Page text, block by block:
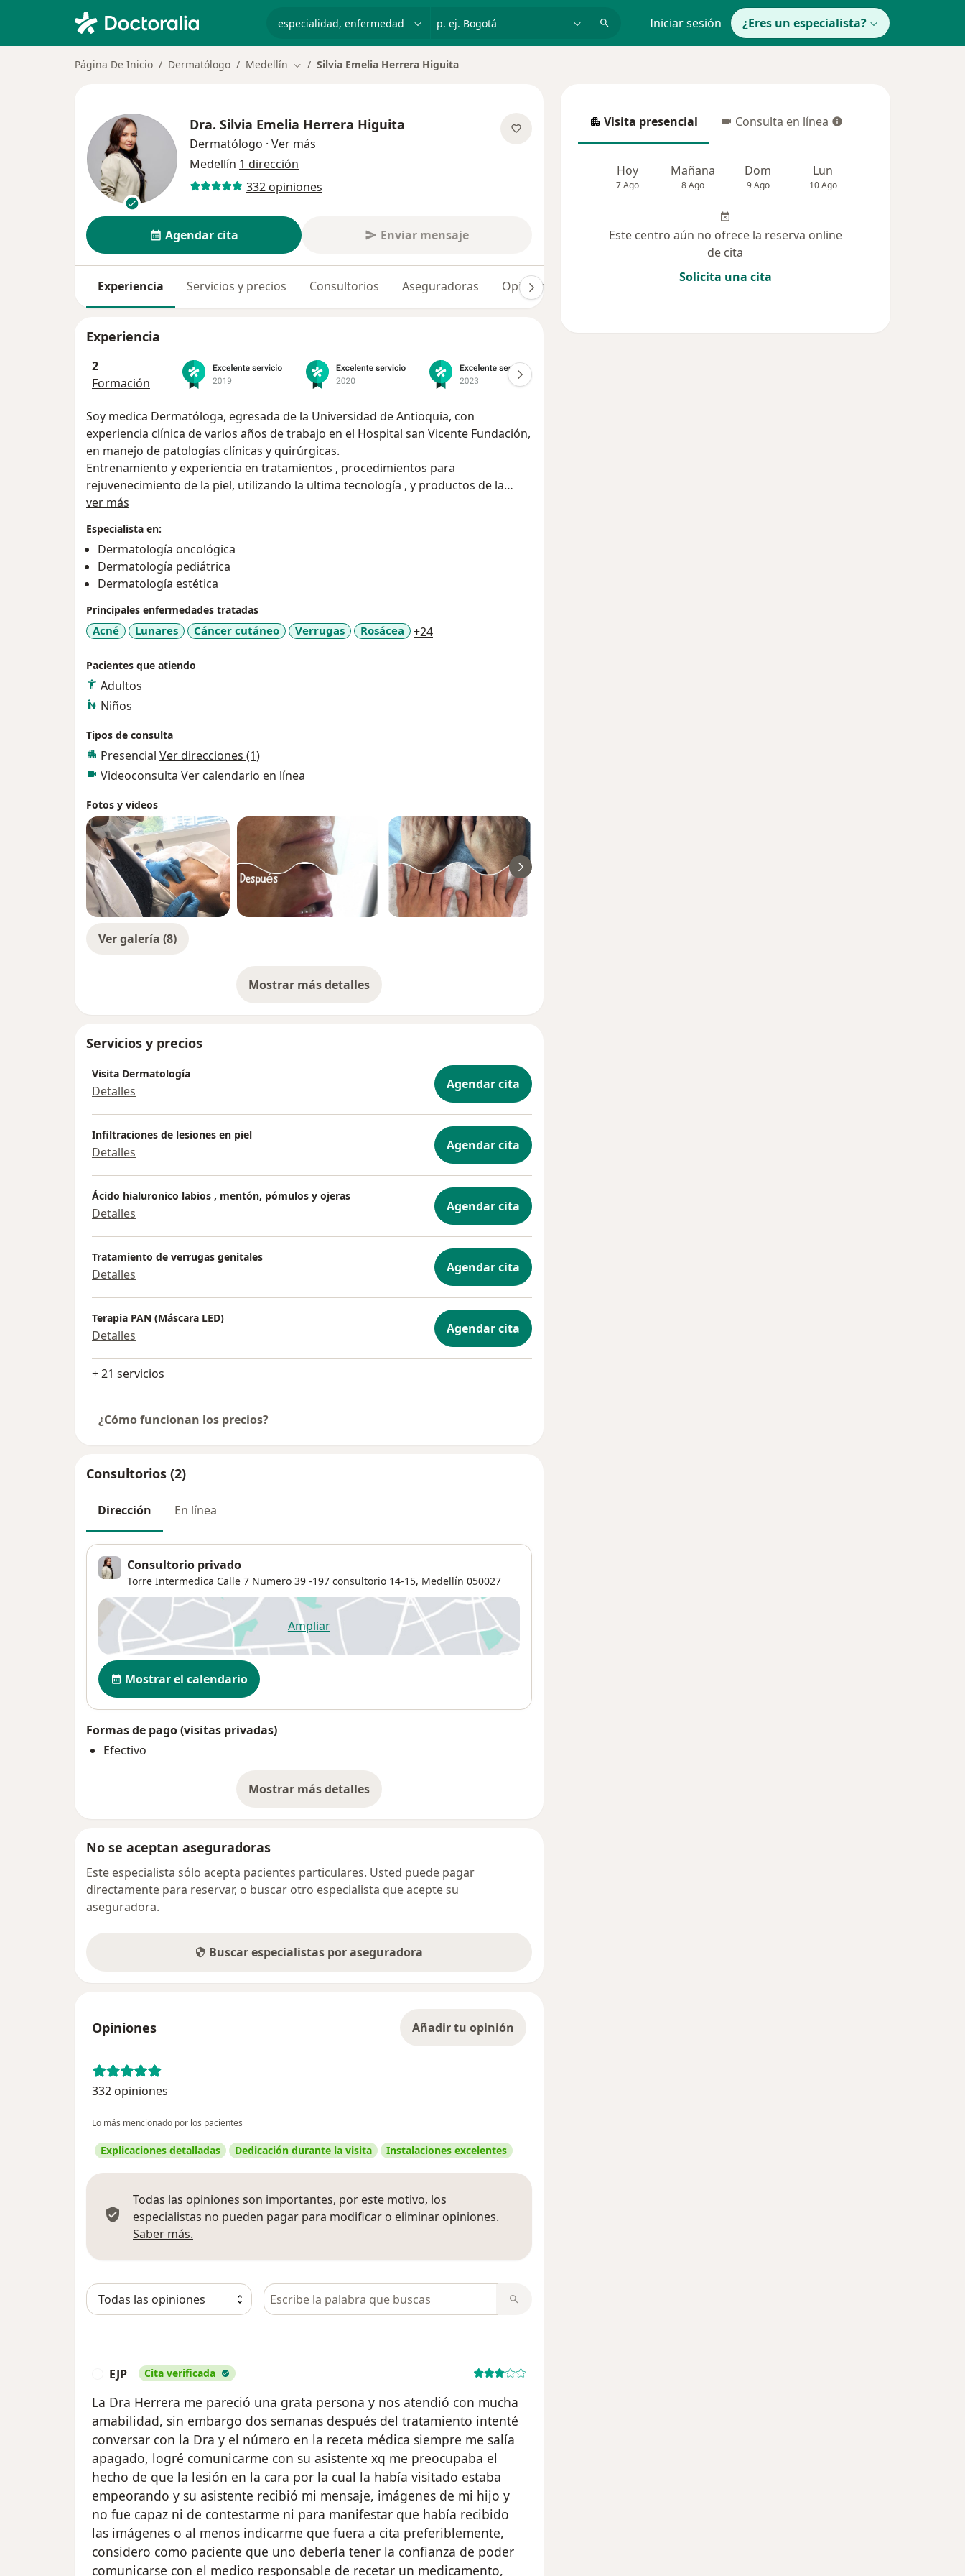
p. ej. Bogotá Iniciar sesión ¿Eres un especialista?
Página De Inicio Dermatólogo Medellín Cambiar de ciudad
Silvia Emelia Herrera Higuita
Dra. Silvia Emelia Herrera Higuita
Dermatólogo · Ver más
Medellín 1 dirección
332 opiniones
Agendar cita Enviar mensaje
Experiencia Servicios y precios Consultorios Aseguradoras Opiniones (332)
Experiencia
2
Formación
Soy medica Dermatóloga, egresada de la Universidad de Antioquia, con
experiencia clínica de varios años de trabajo en el Hospital san Vicente Fundación,
en manejo de patologías clínicas y quirúrgicas.
Entrenamiento y experiencia en tratamientos , procedimientos para
rejuvenecimiento de la piel, utilizando la ultima tecnología , y productos de la
mejor calidad
ver más
Especialista en:
Dermatología oncológica
Dermatología pediátrica
Dermatología estética
Principales enfermedades tratadas
Acné Lunares Cáncer cutáneo Verrugas Rosácea +24a11y_sr_more_diseases
Pacientes que atiendo
Adultos
Niños
Tipos de consulta
Presencial Ver direcciones (1)
Videoconsulta Ver calendario en línea
Fotos y videos
Ver galería (8)
Mostrar más detalles
sobre la experiencia
Servicios y precios
Visita Dermatología
Detalles Agendar cita
Infiltraciones de lesiones en piel
Detalles Agendar cita
Ácido hialuronico labios , mentón, pómulos y ojeras
Detalles Agendar cita
Tratamiento de verrugas genitales
Detalles Agendar cita
Terapia PAN (Máscara LED)
Detalles Agendar cita
+ 21 servicios
¿Cómo funcionan los precios?
Consultorios (2)
Dirección En línea
Consultorio privado
Torre Intermedica Calle 7 Numero 39 -197 consultorio 14-15, Medellín 050027
Ampliarse abre en una nueva pestaña
Disponibilidad
Mostrar el calendario
Formas de pago (visitas privadas)
Efectivo
Mostrar más detalles
sobre la dirección
No se aceptan aseguradoras
Este especialista sólo acepta pacientes particulares. Usted puede pagar
directamente para reservar, o buscar otro especialista que acepte su
aseguradora.
Buscar especialistas por aseguradora
Opiniones Añadir tu opinión
332 opiniones
Lo más mencionado por los pacientes
Explicaciones detalladas Dedicación durante la visita Instalaciones excelentes
Todas las opiniones son importantes, por este motivo, los
especialistas no pueden pagar para modificar o eliminar opiniones.
Saber más.
Busca en opiniones
EJP Cita verificada
La Dra Herrera me pareció una grata persona y nos atendió con mucha
amabilidad, sin embargo dos semanas después del tratamiento intenté
conversar con la Dra y el número en la receta médica siempre me salía
apagado, logré comunicarme con su asistente xq me preocupaba el
hecho de que la lesión en la cara por la cual la había visitado estaba
empeorando y su asistente recibió mi mensaje, imágenes de mi hijo y
no fue capaz ni de contestarme ni para manifestar que había recibido
las imágenes o al menos indicarme que fuera a cita preferiblemente,
considero como paciente que uno debería tener la confianza de poder
comunicarse con el medico responsable de recetar un medicamento,
Visita presencial
Visita presencial Consulta en línea
Consulta en línea
Hoy
7 Ago
Mañana
8 Ago
Dom
9 Ago
Lun
10 Ago
Este centro aún no ofrece la reserva online
de cita
Solicita una cita